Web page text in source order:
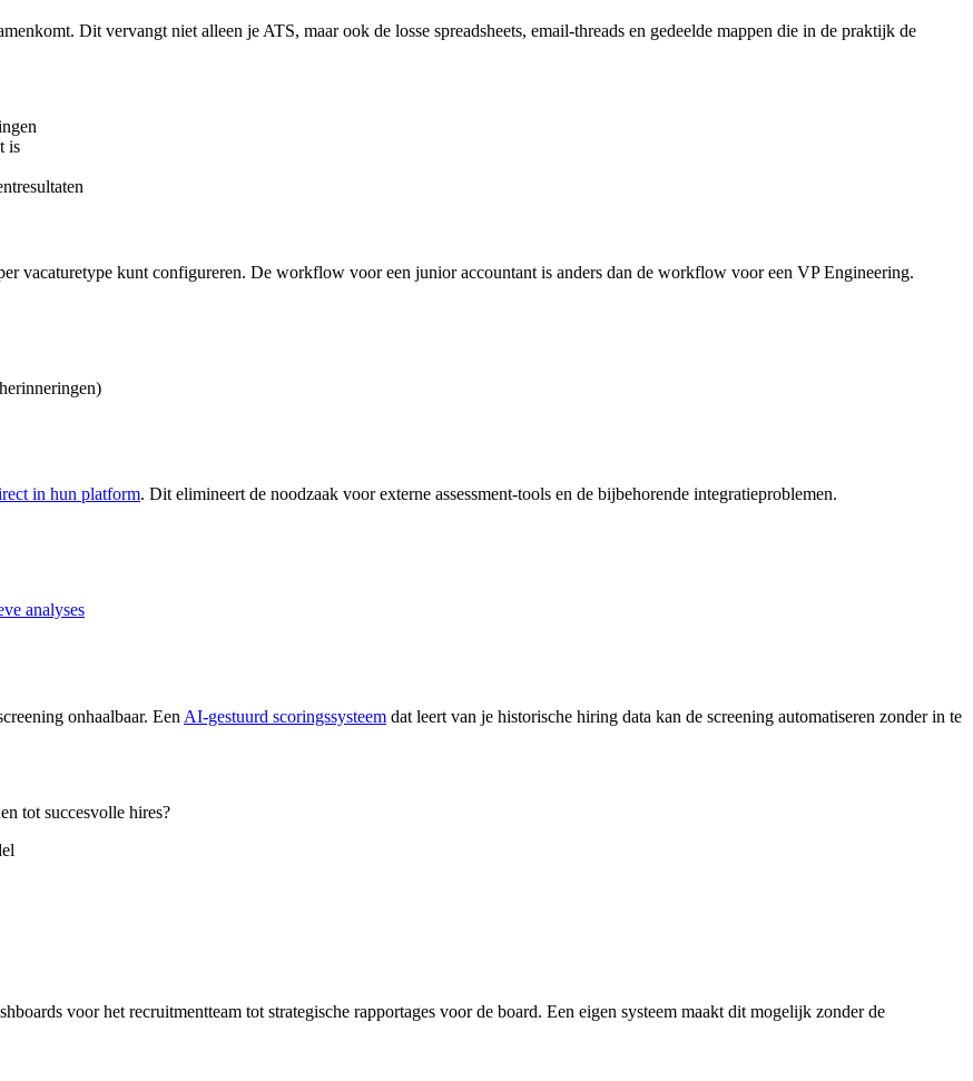
Dit vervangt niet alleen je ATS, maar ook de losse spreadsheets, email-threads en gedeelde mappen die in de praktijk de
is
vacaturetype kunt configureren. De workflow voor een junior accountant is anders dan de workflow voor een VP Engineering.
in hun platform. Dit elimineert de noodzaak voor externe assessment-tools en de bijbehorende integratieproblemen.
analyses
onhaalbaar. Een AI-gestuurd scoringssysteem dat leert van je historische hiring data kan de screening automatiseren zonder in te
tot succesvolle hires?
voor het recruitmentteam tot strategische rapportages voor de board. Een eigen systeem maakt dit mogelijk zonder de